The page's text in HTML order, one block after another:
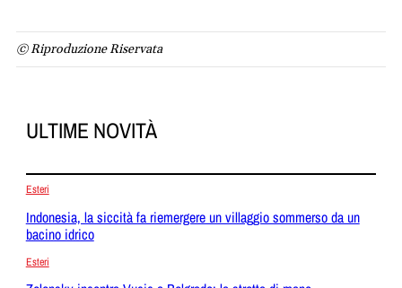
© Riproduzione Riservata
ULTIME NOVITÀ
Esteri
Indonesia, la siccità fa riemergere un villaggio sommerso da un
bacino idrico
Esteri